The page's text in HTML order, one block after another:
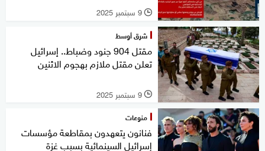
l 9 سبتمبر 2025
شرق أوسط
مقتل 904 جنود وضباط.. إسرائيل
تعلن مقتل ملازم بهجوم الاثنين
l 9 سبتمبر 2025
منوعات
فنانون يتعهدون بمقاطعة مؤسسات
إسرائيل السينمائية بسبب غزة